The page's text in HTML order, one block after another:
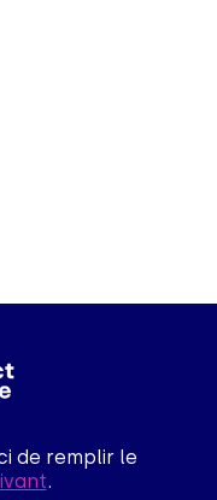
de remplir le
.